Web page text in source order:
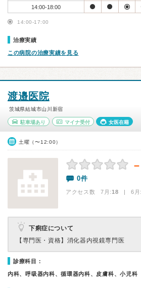
14:00-18:00
14:00-17:00
治療実績
この病院の治療実績を見る
渡邉医院
茨城県結城市山川新宿
駐車場あり マイナ受付 女医在籍
土曜（〜12:00）
－
0件
アクセス数 7月:18 | 6月
下痢症について
【専門医・資格】 消化器内視鏡専門医
診療科目：
内科、呼吸器内科、循環器内科、皮膚科、小児科